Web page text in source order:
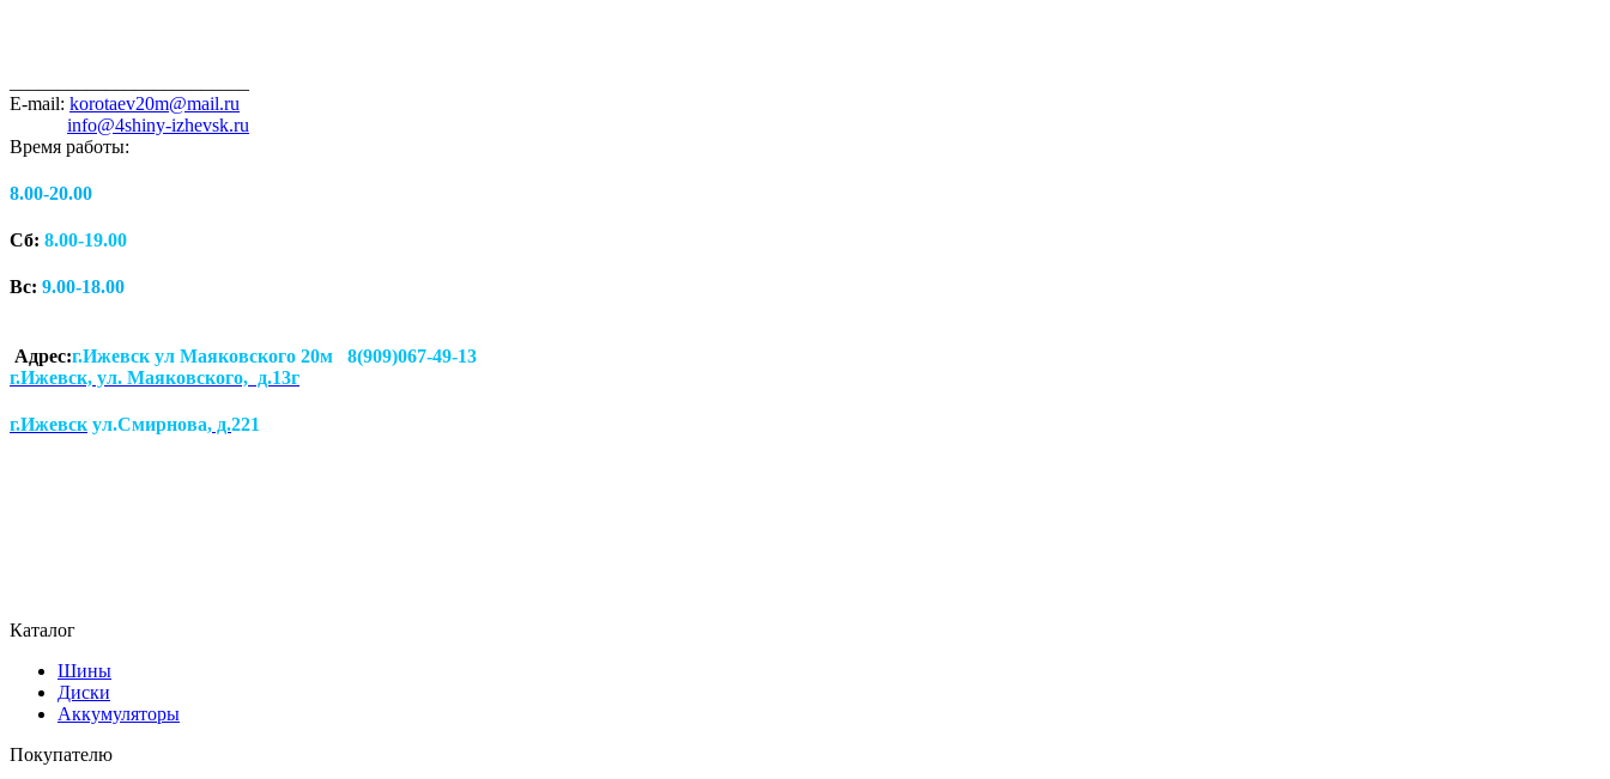
E-mail: korotaev20m@mail.ru
info@4shiny-izhevsk.ru
Время работы:
8.00-20.00
Сб: 8.00-19.00
Вс: 9.00-18.00
Адрес:г.Ижевск ул Маяковского 20м 8(909)067-49-13
г.Ижевск, ул. Маяковского, д.13г
г.Ижевск ул.Смирнова, д.221
Каталог
Шины
Диски
Аккумуляторы
Покупателю